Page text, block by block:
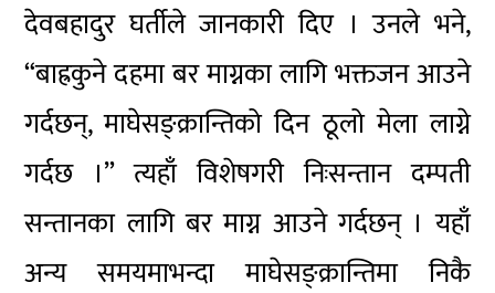
देवबहादुर घर्तीले जानकारी दिए । उनले भने,
“बाह्रकुने दहमा बर माग्नका लागि भक्तजन आउने
गर्दछन्, माघेसङ्क्रान्तिको दिन ठूलो मेला लाग्ने
गर्दछ ।” त्यहाँ विशेषगरी निःसन्तान दम्पती
सन्तानका लागि बर माग्न आउने गर्दछन् । यहाँ
अन्य समयमाभन्दा माघेसङ्क्रान्तिमा निकै